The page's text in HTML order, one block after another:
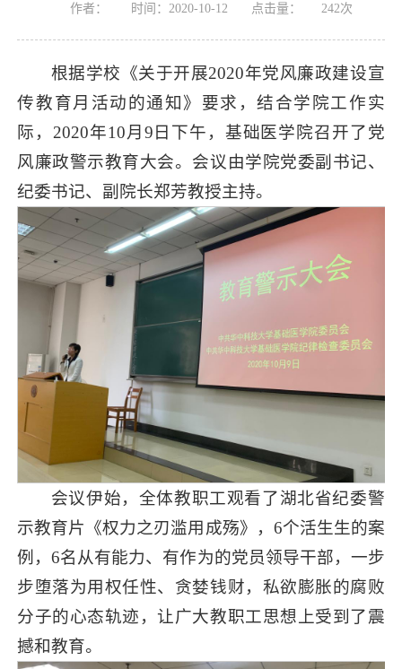
作者： 时间：2020-10-12 点击量： 242次
根据学校《关于开展2020年党风廉政建设宣
传教育月活动的通知》要求，结合学院工作实
际，2020年10月9日下午，基础医学院召开了党
风廉政警示教育大会。会议由学院党委副书记、
纪委书记、副院长郑芳教授主持。
会议伊始，全体教职工观看了湖北省纪委警
示教育片《权力之刃滥用成殇》，6个活生生的案
例，6名从有能力、有作为的党员领导干部，一步
步堕落为用权任性、贪婪钱财，私欲膨胀的腐败
分子的心态轨迹，让广大教职工思想上受到了震
撼和教育。